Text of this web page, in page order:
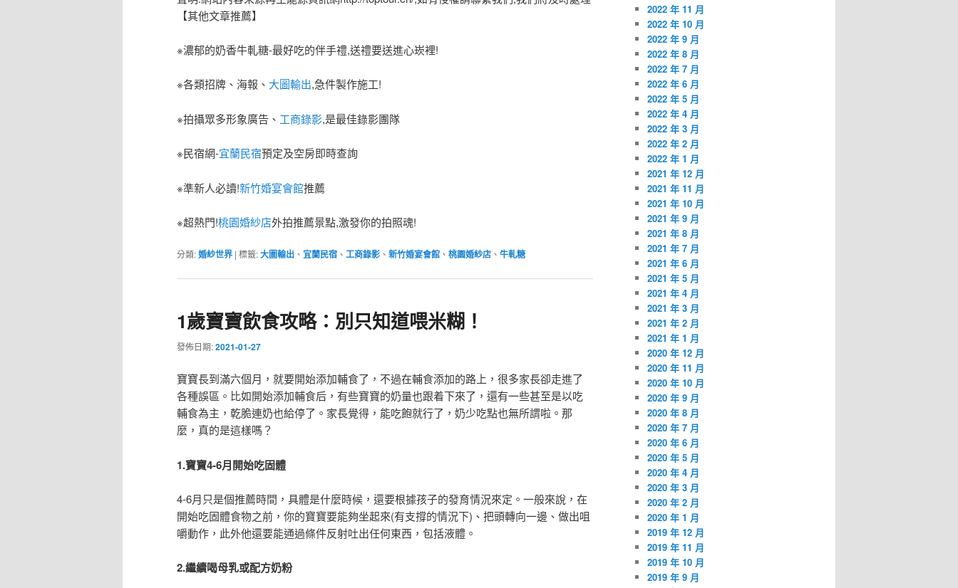
【其他文章推薦】
※濃郁的奶香牛軋糖-最好吃的伴手禮,送禮要送進心崁裡!
※各類招牌、海報、 大圖輸出,急件製作施工!
※拍攝眾多形象廣告、 工商錄影,是最佳錄影團隊
※民宿網-宜蘭民宿預定及空房即時查詢
※準新人必讀!新竹婚宴會館推薦
※超熱門!桃園婚紗店外拍推薦景點,激發你的拍照魂!
分類:婚紗世界 | 標籤:大圖輸出 、 宜蘭民宿 、 工商錄影 、 新竹婚宴會館 、 桃園婚紗店 、 牛軋糖
1歲寶寶飲食攻略：別只知道喂米糊！
發佈日期:2021-01-27
寶寶長到滿六個月，就要開始添加輔食了，不過在輔食添加的路上，很多家長卻走進了
各種誤區。比如開始添加輔食后，有些寶寶的奶量也跟着下來了，還有一些甚至是以吃
輔食為主，乾脆連奶也給停了。家長覺得，能吃飽就行了，奶少吃點也無所謂啦。那
麼，真的是這樣嗎？
1.寶寶4-6月開始吃固體
4-6月只是個推薦時間，具體是什麼時候，還要根據孩子的發育情況來定。一般來說，在
開始吃固體食物之前，你的寶寶要能夠坐起來(有支撐的情況下)、把頭轉向一邊、做出咀
嚼動作，此外他還要能通過條件反射吐出任何東西，包括液體。
2.繼續喝母乳或配方奶粉
2022 年 11 月
2022 年 10 月
2022 年 9 月
2022 年 8 月
2022 年 7 月
2022 年 6 月
2022 年 5 月
2022 年 4 月
2022 年 3 月
2022 年 2 月
2022 年 1 月
2021 年 12 月
2021 年 11 月
2021 年 10 月
2021 年 9 月
2021 年 8 月
2021 年 7 月
2021 年 6 月
2021 年 5 月
2021 年 4 月
2021 年 3 月
2021 年 2 月
2021 年 1 月
2020 年 12 月
2020 年 11 月
2020 年 10 月
2020 年 9 月
2020 年 8 月
2020 年 7 月
2020 年 6 月
2020 年 5 月
2020 年 4 月
2020 年 3 月
2020 年 2 月
2020 年 1 月
2019 年 12 月
2019 年 11 月
2019 年 10 月
2019 年 9 月